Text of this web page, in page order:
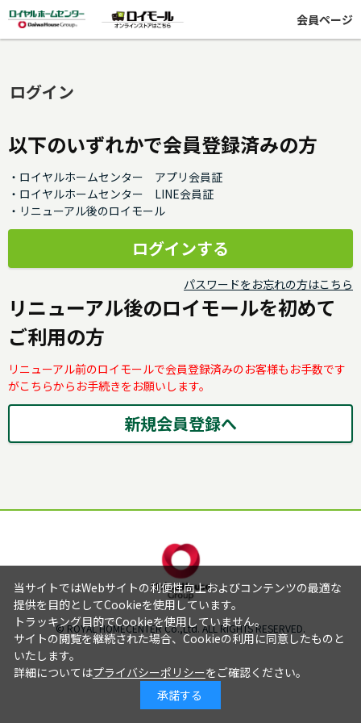
会員ページ
ログイン
以下のいずれかで会員登録済みの方
・ロイヤルホームセンター アプリ会員証
・ロイヤルホームセンター LINE会員証
・リニューアル後のロイモール
パスワードをお忘れの方はこちら
リニューアル後のロイモールを初めて
ご利用の方
リニューアル前のロイモールで会員登録済みのお客様もお手数です
がこちらからお手続きをお願いします。
© ROYAL HOMECENTER Co.,Ltd. ALL RIGHTS RESERVED.
当サイトではWebサイトの利便性向上およびコンテンツの最適な
提供を目的としてCookieを使用しています。
トラッキング目的でCookieを使用していません。
サイトの閲覧を継続された場合、Cookieの利用に同意したものと
いたします。
詳細についてはプライバシーポリシーをご確認ください。
承諾する